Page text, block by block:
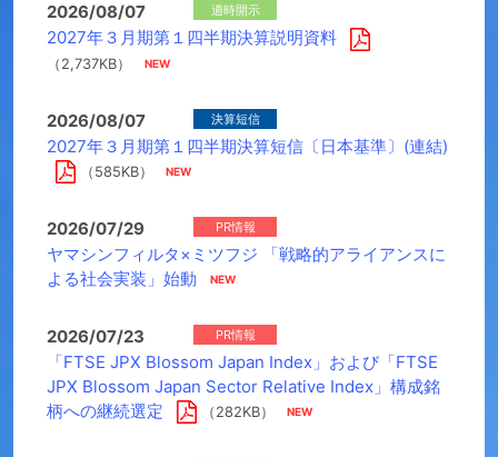
2026/08/07 適時開示
2027年３月期第１四半期決算説明資料
（2,737KB）
2026/08/07 決算短信
2027年３月期第１四半期決算短信〔日本基準〕(連結)
（585KB）
2026/07/29 PR情報
ヤマシンフィルタ×ミツフジ 「戦略的アライアンスに
よる社会実装」始動
2026/07/23 PR情報
「FTSE JPX Blossom Japan Index」および「FTSE
JPX Blossom Japan Sector Relative Index」構成銘
柄への継続選定
（282KB）